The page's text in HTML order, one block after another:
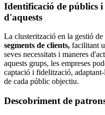
Identificació de públics
d'aquests
La clusterització en la gestió de
segments de clients, facilitant
seves necessitats i maneres
aquests grups, les empreses
captació i fidelització,
de cada públic objectiu.
Descobriment de